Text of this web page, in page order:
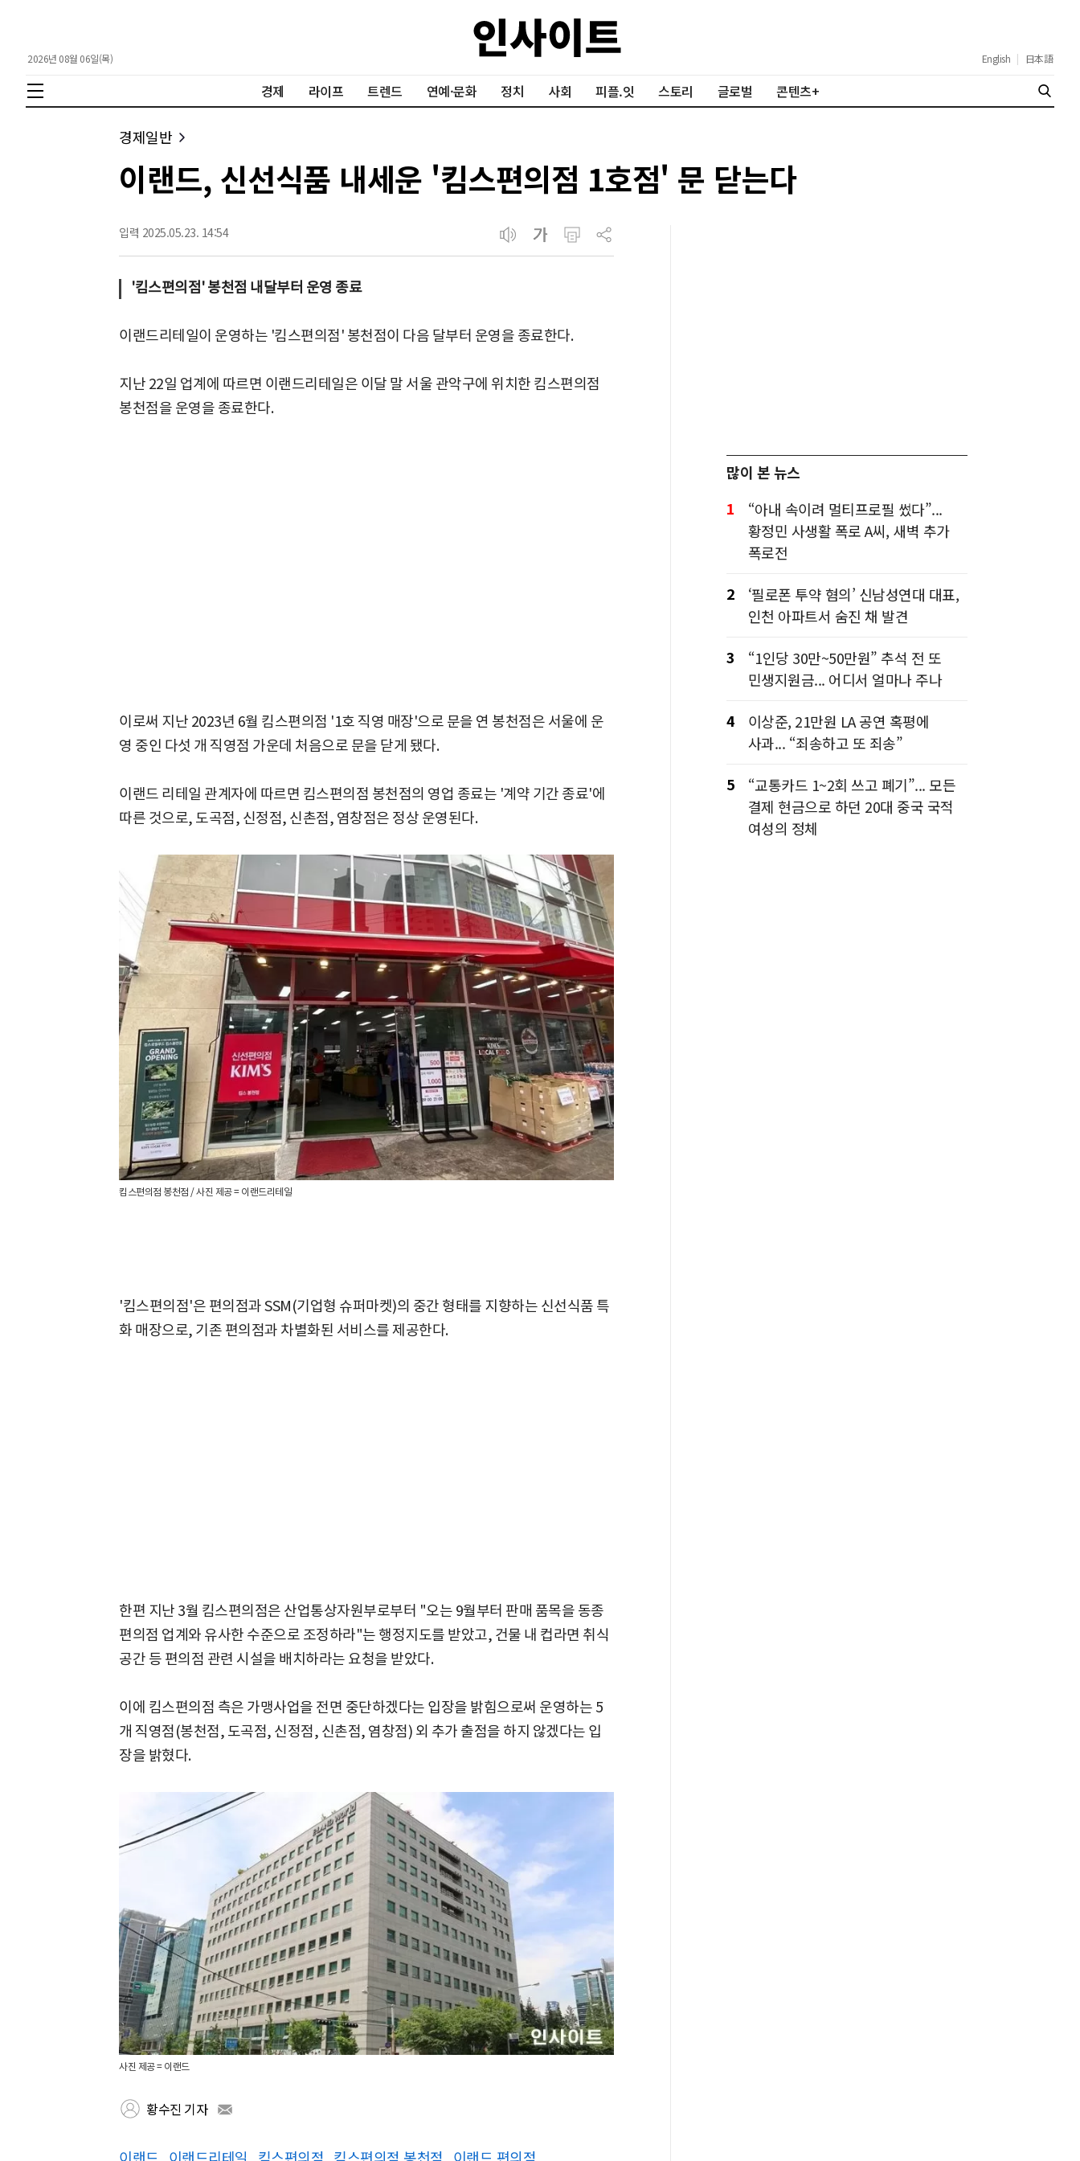
2026년 08월 06일(목) English | 日本語
경제 라이프 트렌드 연예·문화 정치 사회 피플.잇 스토리 글로벌 콘텐츠+
경제일반
이랜드, 신선식품 내세운 '킴스편의점 1호점' 문 닫는다
입력 2025.05.23. 14:54
'킴스편의점' 봉천점 내달부터 운영 종료
이랜드리테일이 운영하는 '킴스편의점' 봉천점이 다음 달부터 운영을 종료한다.
지난 22일 업계에 따르면 이랜드리테일은 이달 말 서울 관악구에 위치한 킴스편의점
봉천점을 운영을 종료한다.
이로써 지난 2023년 6월 킴스편의점 '1호 직영 매장'으로 문을 연 봉천점은 서울에 운
영 중인 다섯 개 직영점 가운데 처음으로 문을 닫게 됐다.
이랜드 리테일 관계자에 따르면 킴스편의점 봉천점의 영업 종료는 '계약 기간 종료'에
따른 것으로, 도곡점, 신정점, 신촌점, 염창점은 정상 운영된다.
킴스편의점 봉천점 / 사진 제공 = 이랜드리테일
'킴스편의점'은 편의점과 SSM(기업형 슈퍼마켓)의 중간 형태를 지향하는 신선식품 특
화 매장으로, 기존 편의점과 차별화된 서비스를 제공한다.
한편 지난 3월 킴스편의점은 산업통상자원부로부터 "오는 9월부터 판매 품목을 동종
편의점 업계와 유사한 수준으로 조정하라"는 행정지도를 받았고, 건물 내 컵라면 취식
공간 등 편의점 관련 시설을 배치하라는 요청을 받았다.
이에 킴스편의점 측은 가맹사업을 전면 중단하겠다는 입장을 밝힘으로써 운영하는 5
개 직영점(봉천점, 도곡점, 신정점, 신촌점, 염창점) 외 추가 출점을 하지 않겠다는 입
장을 밝혔다.
사진 제공 = 이랜드
황수진 기자
많이 본 뉴스
1
“아내 속이려 멀티프로필 썼다”...
황정민 사생활 폭로 A씨, 새벽 추가
폭로전
2
‘필로폰 투약 혐의’ 신남성연대 대표,
인천 아파트서 숨진 채 발견
3
“1인당 30만~50만원” 추석 전 또
민생지원금... 어디서 얼마나 주나
4
이상준, 21만원 LA 공연 혹평에
사과... “죄송하고 또 죄송”
5
“교통카드 1~2회 쓰고 폐기”... 모든
결제 현금으로 하던 20대 중국 국적
여성의 정체